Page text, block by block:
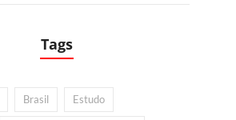
Tags
Brasil Estudo